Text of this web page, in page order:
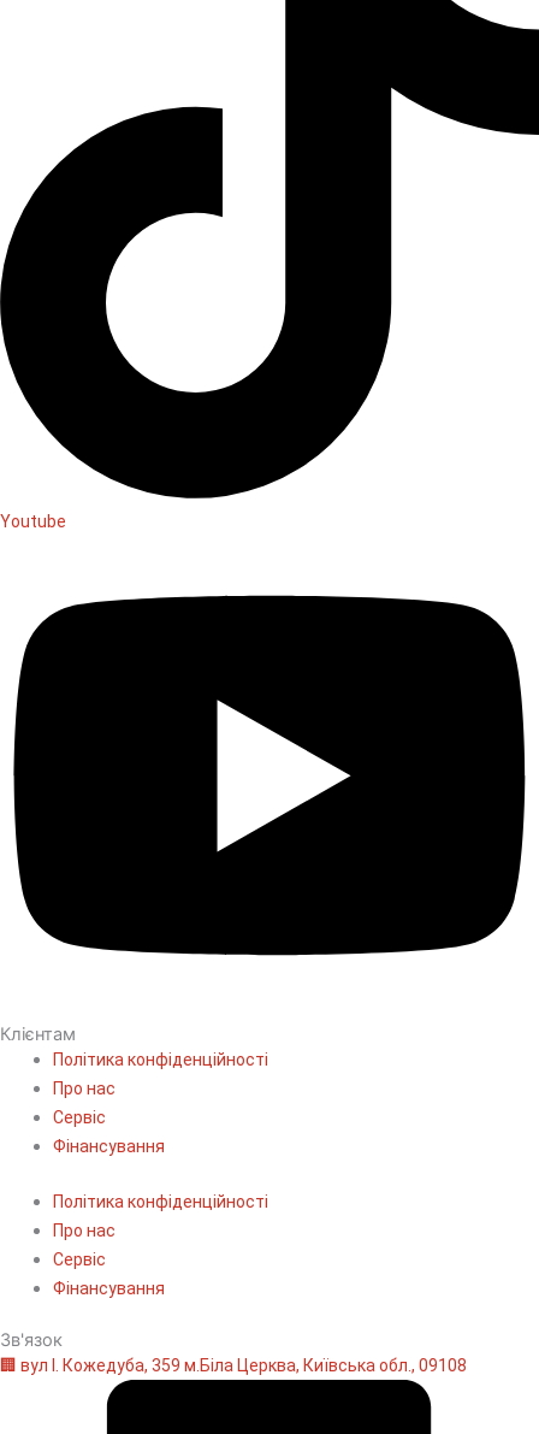
Youtube
Клієнтам
Політика конфіденційності
Про нас
Сервіс
Фінансування
Політика конфіденційності
Про нас
Сервіс
Фінансування
Зв'язок
🏢 вул І. Кожедуба, 359 м.Біла Церква, Київська обл., 09108